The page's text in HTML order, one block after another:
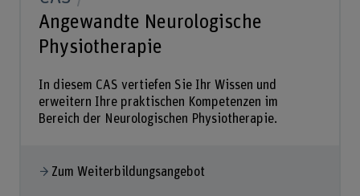
Angewandte Neurologische
Physiotherapie
In diesem CAS vertiefen Sie Ihr Wissen und
erweitern Ihre praktischen Kompetenzen im
Bereich der Neurologischen Physiotherapie.
Zum Weiterbildungsangebot